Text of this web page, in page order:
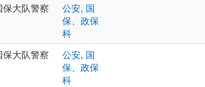
保大队警察 公安, 国
保、政保
科
保大队警察 公安, 国
保、政保
科